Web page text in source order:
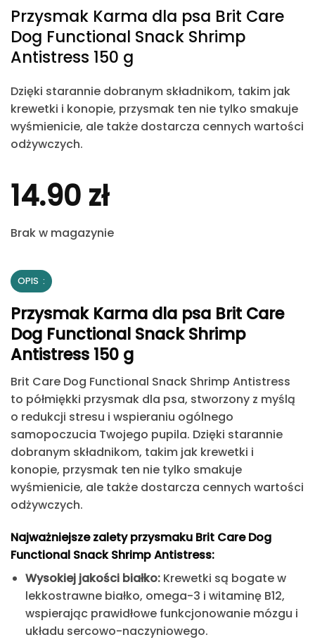
Przysmak Karma dla psa Brit Care
Dog Functional Snack Shrimp
Antistress 150 g
Dzięki starannie dobranym składnikom, takim jak
krewetki i konopie, przysmak ten nie tylko smakuje
wyśmienicie, ale także dostarcza cennych wartości
odżywczych.​
14.90 zł
Brak w magazynie
OPIS
Przysmak Karma dla psa Brit Care
Dog Functional Snack Shrimp
Antistress 150 g
Brit Care Dog Functional Snack Shrimp Antistress
to półmiękki przysmak dla psa, stworzony z myślą
o redukcji stresu i wspieraniu ogólnego
samopoczucia Twojego pupila. Dzięki starannie
dobranym składnikom, takim jak krewetki i
konopie, przysmak ten nie tylko smakuje
wyśmienicie, ale także dostarcza cennych wartości
odżywczych.​
Najważniejsze zaletyprzysmaku Brit Care Dog
Functional Snack Shrimp Antistress:
Wysokiej jakości białko:Krewetki są bogate w
lekkostrawne białko, omega-3 i witaminę B12,
wspierając prawidłowe funkcjonowanie mózgu i
układu sercowo-naczyniowego.